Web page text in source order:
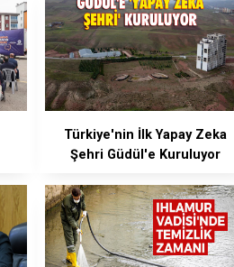
Türkiye'nin İlk Yapay Zeka
Şehri Güdül'e Kuruluyor